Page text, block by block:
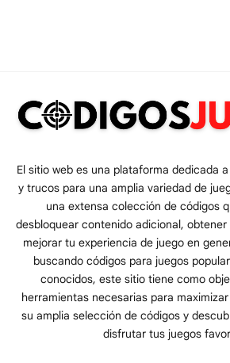
El sitio web es una plataforma dedicada
y trucos para una amplia variedad de
una extensa colección de códigos
desbloquear contenido adicional,
mejorar tu experiencia de juego en
buscando códigos para juegos
conocidos, este sitio tiene como
herramientas necesarias para
su amplia selección de códigos y
disfrutar tus juegos